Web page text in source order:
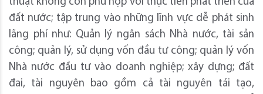
thuật không còn phù hợp với thực tiễn phát triển của
đất nước; tập trung vào những lĩnh vực dễ phát sinh
lãng phí như: Quản lý ngân sách Nhà nước, tài sản
công; quản lý, sử dụng vốn đầu tư công; quản lý vốn
Nhà nước đầu tư vào doanh nghiệp; xây dựng; đất
đai, tài nguyên bao gồm cả tài nguyên tái tạo,